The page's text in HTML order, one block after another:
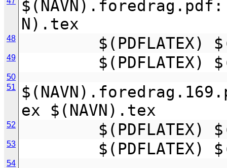
N).tex
48
49
50
51
ex $(NAVN).tex
52
53
54